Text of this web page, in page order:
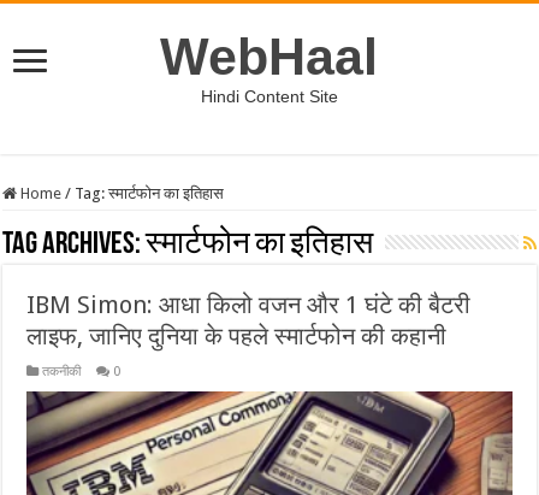
WebHaal
Hindi Content Site
Home / Tag:स्मार्टफोन का इतिहास
Tag Archives:स्मार्टफोन का इतिहास
IBM Simon: आधा किलो वजन और 1 घंटे की बैटरी
लाइफ, जानिए दुनिया के पहले स्मार्टफोन की कहानी
तकनीकी 0